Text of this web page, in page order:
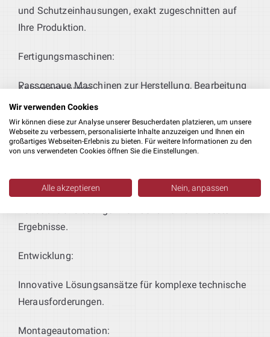
und Schutzeinhausungen, exakt zugeschnitten auf
Ihre Produktion.
Fertigungsmaschinen:
Passgenaue Maschinen zur Herstellung, Bearbeitung
und Verarbeitung Ihrer Produkte.
Anlagenplanung:
Wir begleiten Sie umfassend bei der Auswahl
geeigneter Maschinen für Ihren Produktionsprozess.
Wir arbeiten mit professionellen
Ergebnisse.
Entwicklung:
Innovative Lösungsansätze für komplexe technische
Herausforderungen.
Montageautomation:
Wir verwenden Cookies
Wir können diese zur Analyse unserer Besucherdaten platzieren, um unsere
Webseite zu verbessern, personalisierte Inhalte anzuzeigen und Ihnen ein
großartiges Webseiten-Erlebnis zu bieten. Für weitere Informationen zu den
von uns verwendeten Cookies öffnen Sie die Einstellungen.
Alle akzeptieren Nein, anpassen